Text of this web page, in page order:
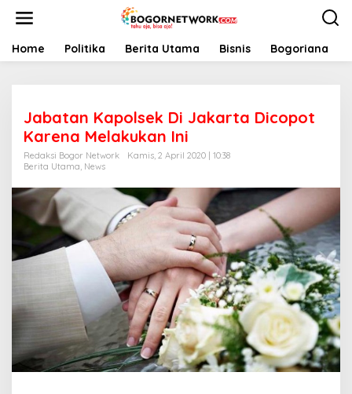
t
Home Politika Berita Utama Bisnis Bogoriana
Jabatan Kapolsek Di Jakarta Dicopot
Karena Melakukan Ini
Redaksi Bogor Network
Kamis, 2 April 2020 | 10:38
Berita Utama, News